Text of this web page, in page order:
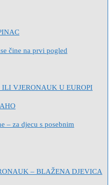
čine na prvi pogled
VJERONAUK U EUROPI
– za djecu s posebnim
– BLAŽENA DJEVICA